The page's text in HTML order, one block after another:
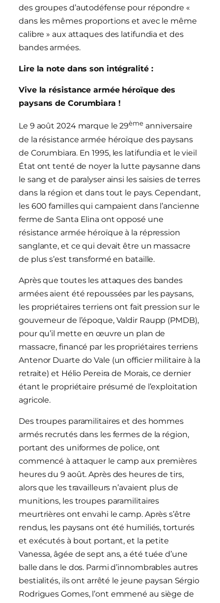
des groupes d’autodéfense pour répondre «
dans les mêmes proportions et avec le même
calibre » aux attaques des latifundia et des
bandes armées.
Lire la note dans son intégralité :
Vive la résistance armée héroïque des
paysans de Corumbiara !
Le 9 août 2024 marque le 29ème anniversaire
de la résistance armée héroïque des paysans
de Corumbiara. En 1995, les latifundia et le vieil
État ont tenté de noyer la lutte paysanne dans
le sang et de paralyser ainsi les saisies de terres
dans la région et dans tout le pays. Cependant,
les 600 familles qui campaient dans l’ancienne
ferme de Santa Elina ont opposé une
résistance armée héroïque à la répression
sanglante, et ce qui devait être un massacre
de plus s’est transformé en bataille.
Après que toutes les attaques des bandes
armées aient été repoussées par les paysans,
les propriétaires terriens ont fait pression sur le
gouverneur de l’époque, Valdir Raupp (PMDB),
pour qu’il mette en œuvre un plan de
massacre, financé par les propriétaires terriens
Antenor Duarte do Vale (un officier militaire à la
retraite) et Hélio Pereira de Morais, ce dernier
étant le propriétaire présumé de l’exploitation
agricole.
Des troupes paramilitaires et des hommes
armés recrutés dans les fermes de la région,
portant des uniformes de police, ont
commencé à attaquer le camp aux premières
heures du 9 août. Après des heures de tirs,
alors que les travailleurs n’avaient plus de
munitions, les troupes paramilitaires
meurtrières ont envahi le camp. Après s’être
rendus, les paysans ont été humiliés, torturés
et exécutés à bout portant, et la petite
Vanessa, âgée de sept ans, a été tuée d’une
balle dans le dos. Parmi d’innombrables autres
bestialités, ils ont arrêté le jeune paysan Sérgio
Rodrigues Gomes, l’ont emmené au siège de